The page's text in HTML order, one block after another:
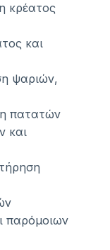
κρέατος
και
ψαριών,
πατατών
και
παρόμοιων